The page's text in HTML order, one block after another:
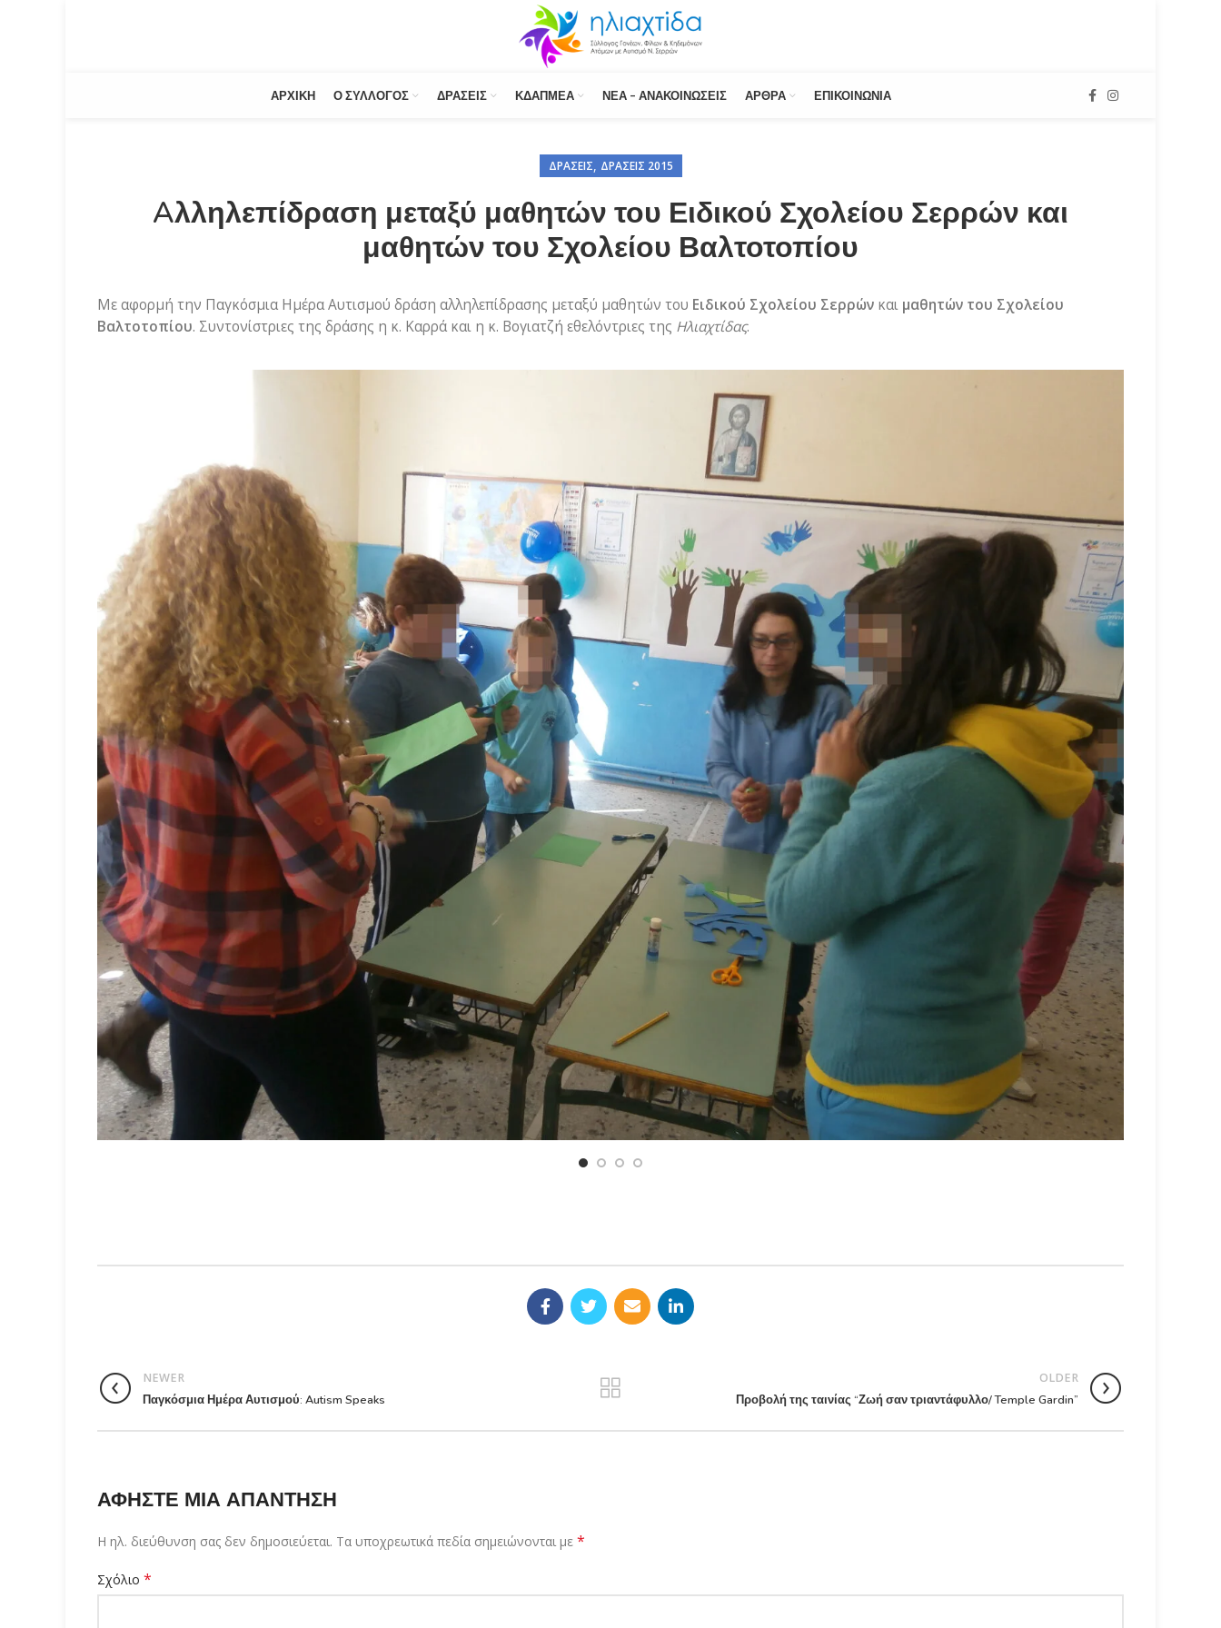
ΑΡΧΙΚΉ Ο ΣΎΛΛΟΓΟΣ ΔΡΆΣΕΙΣ ΚΔΑΠΜΕΑ ΝΈΑ – ΑΝΑΚΟΙΝΏΣΕΙΣ ΆΡΘΡΑ ΕΠΙΚΟΙΝΩΝΊΑ
ΔΡΆΣΕΙΣ, ΔΡΆΣΕΙΣ 2015
Aλληλεπίδραση μεταξύ μαθητών του Ειδικού Σχολείου Σερρών και
μαθητών του Σχολείου Βαλτοτοπίου
Με αφορμή την Παγκόσμια Ημέρα Αυτισμού δράση αλληλεπίδρασης μεταξύ μαθητών του Ειδικού Σχολείου Σερρών και μαθητών του Σχολείου
Βαλτοτοπίου. Συντονίστριες της δράσης η κ. Καρρά και η κ. Βογιατζή εθελόντριες της Ηλιαχτίδας.
NEWER
Παγκόσμια Ημέρα Αυτισμού: Autism Speaks
OLDER
Προβολή της ταινίας “Ζωή σαν τριαντάφυλλο/ Temple Gardin”
ΑΦΉΣΤΕ ΜΙΑ ΑΠΆΝΤΗΣΗ
Η ηλ. διεύθυνση σας δεν δημοσιεύεται. Τα υποχρεωτικά πεδία σημειώνονται με *
Σχόλιο *